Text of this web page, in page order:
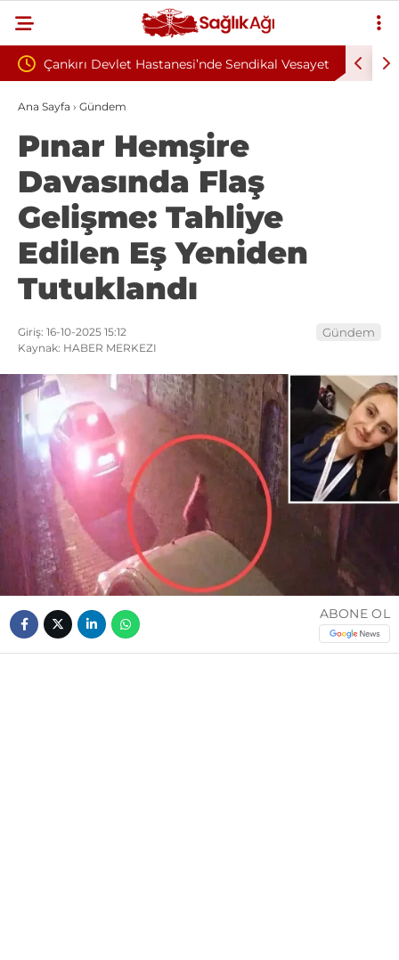
Sendikal Vesayet
Talep Edildi
Kahramanmaraş İstiklal Üniversitesi 19
Ana Sayfa › Gündem
Pınar Hemşire
Davasında Flaş
Gelişme: Tahliye
Edilen Eş Yeniden
Tutuklandı
Giriş: 16-10-2025 15:12
Kaynak: HABER MERKEZI
Gündem
ABONE OL